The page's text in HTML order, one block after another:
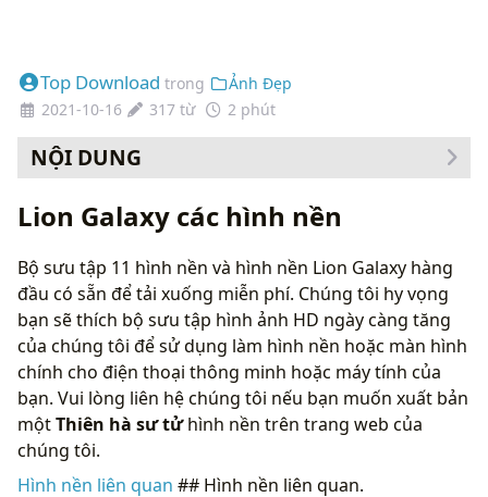
Top Download trong
Ảnh Đẹp
2021-10-16
317 từ 2 phút
NỘI DUNG
Lion Galaxy các hình nền
Bộ sưu tập 11 hình nền và hình nền Lion Galaxy hàng
đầu có sẵn để tải xuống miễn phí. Chúng tôi hy vọng
bạn sẽ thích bộ sưu tập hình ảnh HD ngày càng tăng
của chúng tôi để sử dụng làm hình nền hoặc màn hình
chính cho điện thoại thông minh hoặc máy tính của
bạn. Vui lòng liên hệ chúng tôi nếu bạn muốn xuất bản
mộtThiên hà sư tửhình nền trên trang web của
chúng tôi.
Hình nền liên quan ## Hình nền liên quan.